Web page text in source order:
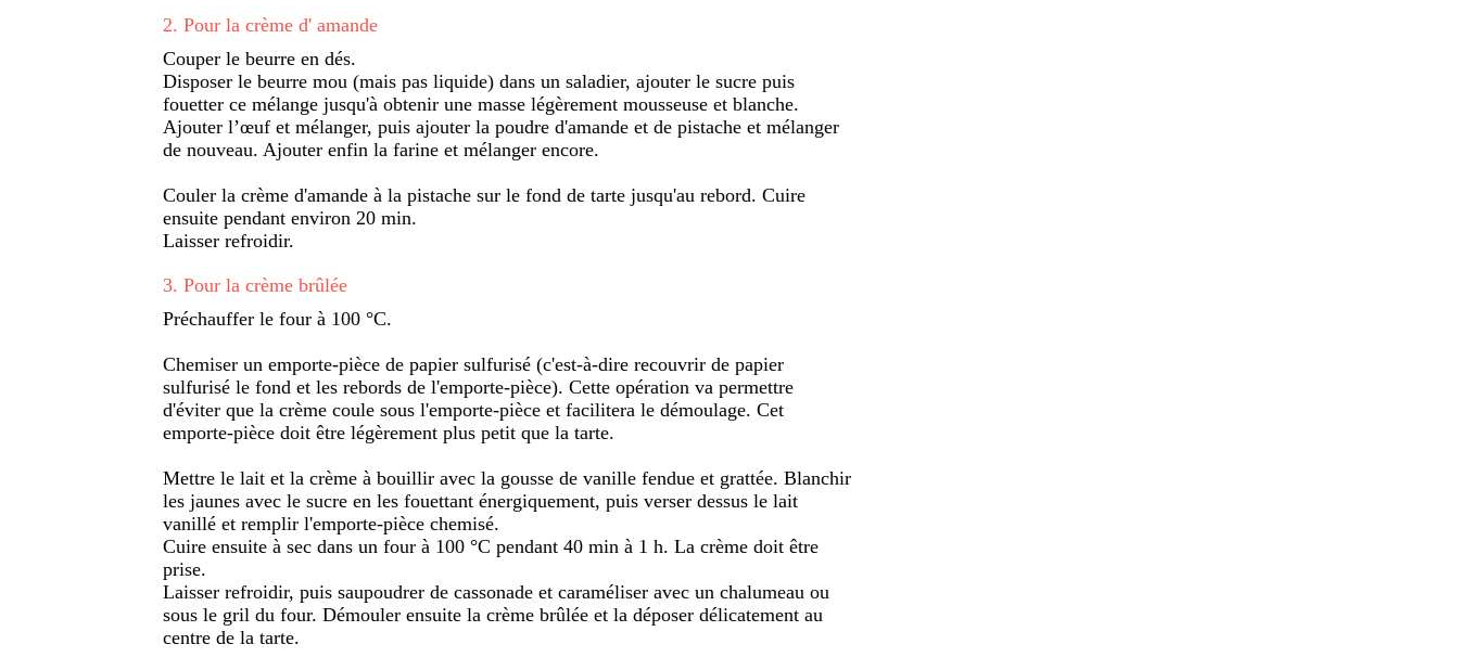
2. Pour la crème d' amande
Couper le beurre en dés.
Disposer le beurre mou (mais pas liquide) dans un saladier, ajouter le sucre puis
fouetter ce mélange jusqu'à obtenir une masse légèrement mousseuse et blanche.
Ajouter l’œuf et mélanger, puis ajouter la poudre d'amande et de pistache et mélanger
de nouveau. Ajouter enfin la farine et mélanger encore.
Couler la crème d'amande à la pistache sur le fond de tarte jusqu'au rebord. Cuire
ensuite pendant environ 20 min.
Laisser refroidir.
3. Pour la crème brûlée
Préchauffer le four à 100 °C.
Chemiser un emporte-pièce de papier sulfurisé (c'est-à-dire recouvrir de papier
sulfurisé le fond et les rebords de l'emporte-pièce). Cette opération va permettre
d'éviter que la crème coule sous l'emporte-pièce et facilitera le démoulage. Cet
emporte-pièce doit être légèrement plus petit que la tarte.
Mettre le lait et la crème à bouillir avec la gousse de vanille fendue et grattée. Blanchir
les jaunes avec le sucre en les fouettant énergiquement, puis verser dessus le lait
vanillé et remplir l'emporte-pièce chemisé.
Cuire ensuite à sec dans un four à 100 °C pendant 40 min à 1 h. La crème doit être
prise.
Laisser refroidir, puis saupoudrer de cassonade et caraméliser avec un chalumeau ou
sous le gril du four. Démouler ensuite la crème brûlée et la déposer délicatement au
centre de la tarte.